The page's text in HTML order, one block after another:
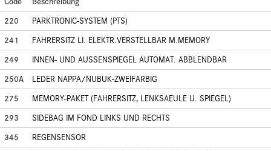
220
PARKTRONIC-SYSTEM (PTS)
241
FAHRERSITZ LI. ELEKTR.VERSTELLBAR M.MEMORY
249
INNEN- UND AUSSENSPIEGEL AUTOMAT. ABBLENDBAR
250A
LEDER NAPPA/NUBUK-ZWEIFARBIG
275
MEMORY-PAKET (FAHRERSITZ, LENKSAEULE U. SPIEGEL)
293
SIDEBAG IM FOND LINKS UND RECHTS
345
REGENSENSOR